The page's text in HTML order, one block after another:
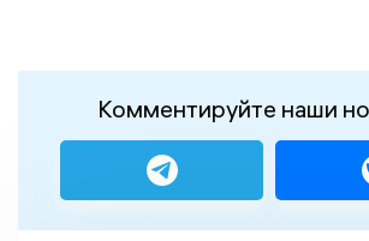
Комментируйте наши